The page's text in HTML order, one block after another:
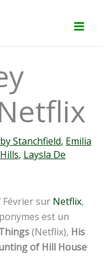
Stanchfield, Emilia
, Laysla De
Février sur Netflix,
est un
(Netflix), His
of Hill House